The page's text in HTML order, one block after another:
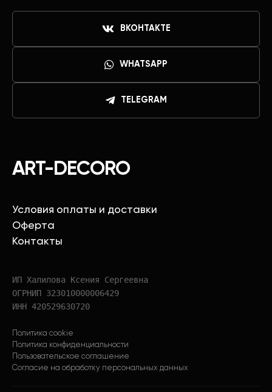
ART-DECORO
Условия оплаты и доставки
Оферта
Контакты
ИП Халилова Ксения Сергеевна
ОГРНИП 323010000006429
ИНН 420529630720
Политика cookie
Политика конфиденциальности
Пользовательское соглашение
Согласие на обработку персональных данных
ВКОНТАКТЕ
WHATSAPP
TELEGRAM